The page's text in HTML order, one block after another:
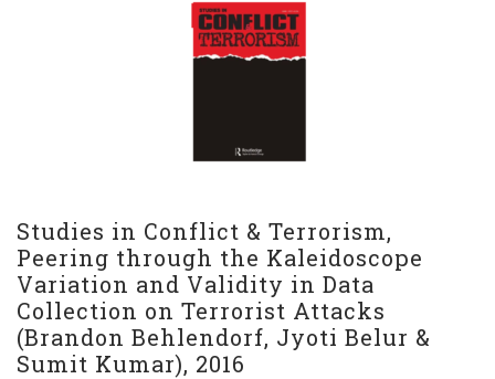
Studies in Conflict & Terrorism,
Peering through the Kaleidoscope
Variation and Validity in Data
Collection on Terrorist Attacks
(Brandon Behlendorf, Jyoti Belur &
Sumit Kumar), 2016